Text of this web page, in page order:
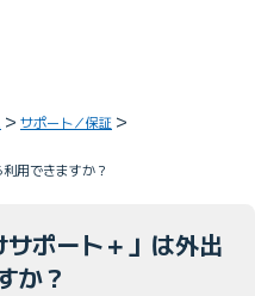
サポート／保証
用できますか？
サポート＋」は外出
か？